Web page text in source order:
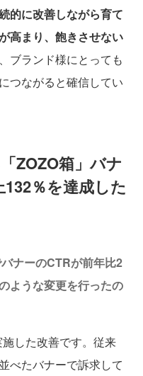
的に改善しながら育て
高まり、飽きさせない
ブランド様にとっても
つながると確信してい
ZOZO箱」バナ
％を達成した
ナーのCTRが前年比2
ような変更を行ったの
した改善です。従来
べたバナーで訴求して